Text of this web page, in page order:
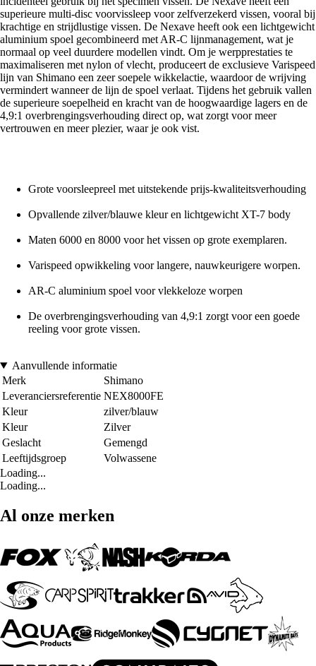
superieure multi-disc voorvissleep voor zelfverzekerd vissen, vooral bij
krachtige en strijdlustige vissen. De Nexave heeft ook een lichtgewicht
aluminium spoel gecombineerd met AR-C lijnmanagement, wat je
normaal op veel duurdere modellen vindt. Om je werpprestaties te
maximaliseren met nylon of vlecht, produceert de exclusieve Varispeed
lijn van Shimano een zeer soepele wikkelactie, waardoor de wrijving
vermindert wanneer de lijn de spoel verlaat. Tijdens het gebruik vallen
de superieure soepelheid en kracht van de hoogwaardige lagers en de
4,9:1 overbrengingsverhouding direct op, wat zorgt voor meer
vertrouwen en meer plezier, waar je ook vist.
Grote voorsleepreel met uitstekende prijs-kwaliteitsverhouding
Opvallende zilver/blauwe kleur en lichtgewicht XT-7 body
Maten 6000 en 8000 voor het vissen op grote exemplaren.
Varispeed opwikkeling voor langere, nauwkeurigere worpen.
AR-C aluminium spoel voor vlekkeloze worpen
De overbrengingsverhouding van 4,9:1 zorgt voor een goede
reeling voor grote vissen.
Aanvullende informatie
Merk
Shimano
Leveranciersreferentie NEX8000FE
Kleur
zilver/blauw
Kleur
Zilver
Geslacht
Gemengd
Leeftijdsgroep
Volwassene
Loading...
Loading...
Al onze merken